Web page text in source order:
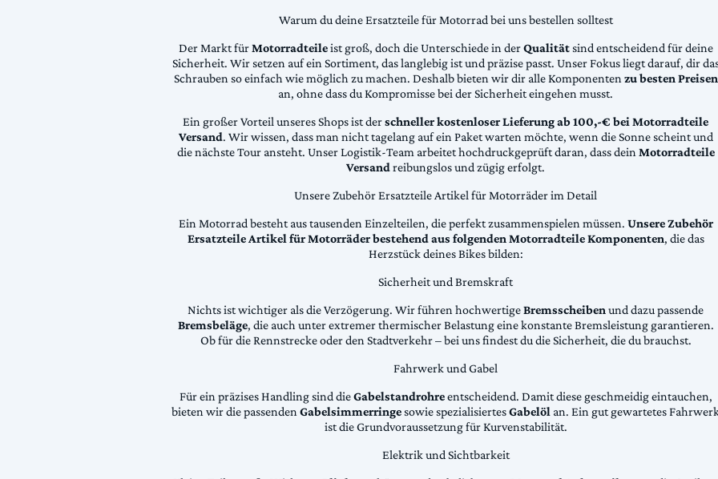
Warum du deine Ersatzteile für Motorrad bei uns bestellen solltest
Der Markt fürMotorradteileist groß, doch die Unterschiede in derQualitätsind entscheidend für deine
Sicherheit. Wir setzen auf ein Sortiment, das langlebig ist und präzise passt. Unser Fokus liegt darauf, dir
Schrauben so einfach wie möglich zu machen. Deshalb bieten wir dir alle Komponentenzu besten Preisen
an, ohne dass du Kompromisse bei der Sicherheit eingehen musst.
Ein großer Vorteil unseres Shops ist derschneller kostenloser Lieferung ab 100,-€ bei Motorradteile
Versand. Wir wissen, dass man nicht tagelang auf ein Paket warten möchte, wenn die Sonne scheint und
die nächste Tour ansteht. Unser Logistik-Team arbeitet hochdruckgeprüft daran, dass deinMotorradteile
Versandreibungslos und zügig erfolgt.
Unsere Zubehör Ersatzteile Artikel für Motorräder im Detail
Ein Motorrad besteht aus tausenden Einzelteilen, die perfekt zusammenspielen müssen. Unsere Zubehör
Ersatzteile Artikel für Motorräder bestehend aus folgenden Motorradteile Komponenten, die das
Herzstück deines Bikes bilden:
Sicherheit und Bremskraft
Nichts ist wichtiger als die Verzögerung. Wir führen hochwertigeBremsscheibenund dazu passende
Bremsbeläge, die auch unter extremer thermischer Belastung eine konstante Bremsleistung garantieren.
Ob für die Rennstrecke oder den Stadtverkehr – bei uns findest du die Sicherheit, die du brauchst.
Fahrwerk und Gabel
Für ein präzises Handling sind dieGabelstandrohreentscheidend. Damit diese geschmeidig eintauchen,
bieten wir die passendenGabelsimmerringesowie spezialisiertesGabelöl an. Ein gut gewartetes
ist die Grundvoraussetzung für Kurvenstabilität.
Elektrik und Sichtbarkeit